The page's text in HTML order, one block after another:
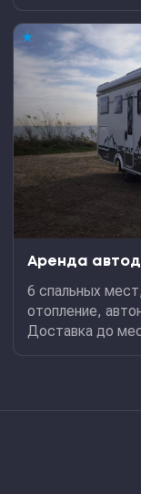
★
Аренда
6 спальных
отопление,
Доставка до